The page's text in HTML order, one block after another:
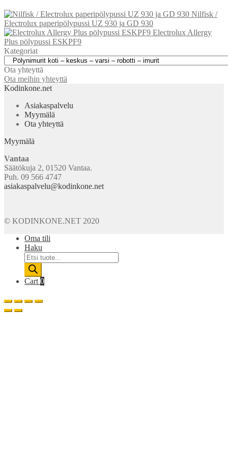
Nilfisk /
Electrolux paperipölypussi UZ 930 ja GD 930
Electrolux Allergy
Plus pölypussi ESKPF9
Kategoriat
Ota yhteyttä
Ota meihin yhteyttä
Kodinkone.net
Asiakaspalvelu
Myymälä
Ota yhteyttä
Myymälä
Vantaa
Säätökuja 2, 01520 Vantaa.
Puh. 09 566 4747
asiakaspalvelu@kodinkone.net
© KODINKONE.NET 2020
Oma tili
Haku
Products
search
Cart0